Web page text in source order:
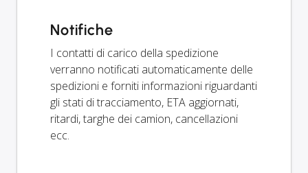
Notifiche
I contatti di carico della spedizione
verranno notificati automaticamente delle
spedizioni e forniti informazioni riguardanti
gli stati di tracciamento, ETA aggiornati,
ritardi, targhe dei camion, cancellazioni
ecc.